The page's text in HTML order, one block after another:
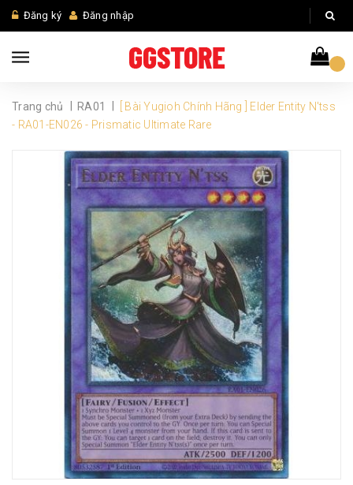
Đăng ký Đăng nhập
Trang chủ RA01
[ Bài Yugioh Chính Hãng ] Elder Entity N'tss
- RA01-EN026 - Prismatic Ultimate Rare